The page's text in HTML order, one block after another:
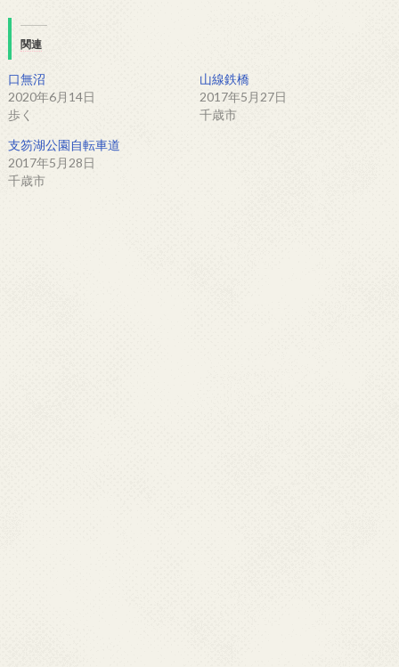
関連
口無沼
2020年6月14日
歩く
山線鉄橋
2017年5月27日
千歳市
支笏湖公園自転車道
2017年5月28日
千歳市